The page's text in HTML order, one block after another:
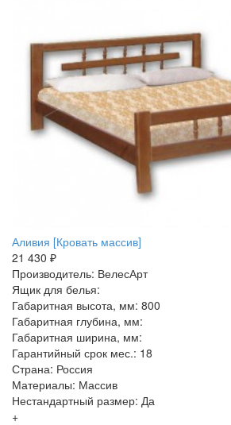
Аливия [Кровать массив]
21 430 ₽
Производитель: ВелесАрт
Ящик для белья:
Габаритная высота, мм: 800
Габаритная глубина, мм:
Габаритная ширина, мм:
Гарантийный срок мес.: 18
Страна: Россия
Материалы: Массив
Нестандартный размер: Да
+